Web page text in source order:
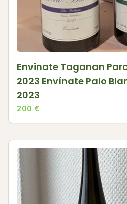
Envinate Taganan
2023 Envínate Palo
2023
200 €